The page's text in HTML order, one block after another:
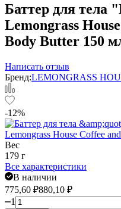
Баттер для тела
Lemongrass
Body Butter 150
Написать отзыв
Бренд:LEMONGRASS
-12%
Вес
179 г
Все характеристики
В наличии
775,60 ₽880,10 ₽
1